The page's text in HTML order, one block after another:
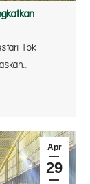
Tbk
Apr
29